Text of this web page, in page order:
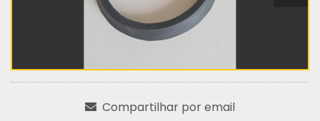
Compartilhar por email